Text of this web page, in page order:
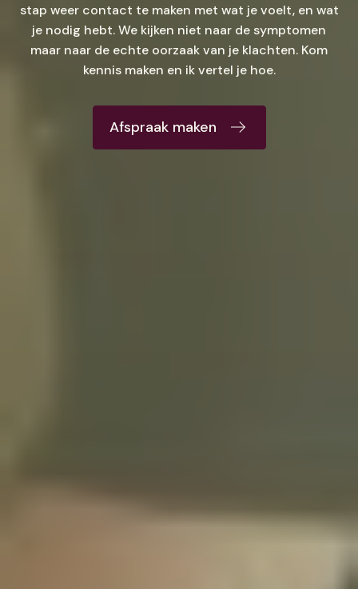
stap weer contact te maken met wat je voelt, en wat
je nodig hebt. We kijken niet naar de symptomen
maar naar de echte oorzaak van je klachten. Kom
kennis maken en ik vertel je hoe.
Afspraak maken